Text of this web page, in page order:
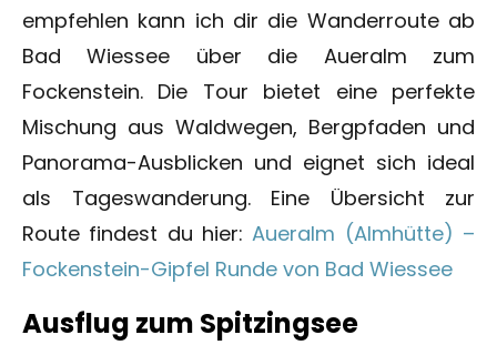
empfehlen kann ich dir die Wanderroute ab
Bad Wiessee über die Aueralm zum
Fockenstein. Die Tour bietet eine perfekte
Mischung aus Waldwegen, Bergpfaden und
Panorama-Ausblicken und eignet sich ideal
als Tageswanderung. Eine Übersicht zur
Route findest du hier:Aueralm (Almhütte) –
Fockenstein-Gipfel Runde von Bad Wiessee
Ausflug zum Spitzingsee